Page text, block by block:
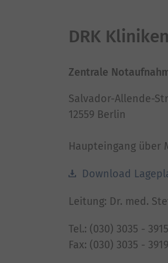
DRK
Zentrale
Salvador-Allende-
12559 Berlin
Haupteingang über
Download
Leitung: Dr. med.
Tel.: (030) 3035 - 3915
Fax: (030) 3035 - 3919